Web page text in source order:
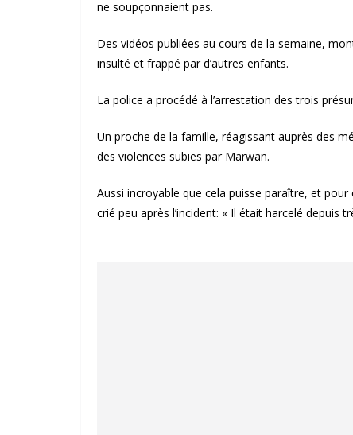
ne soupçonnaient pas.
Des vidéos publiées au cours de la semaine,
insulté et frappé par d’autres enfants.
La police a procédé à l’arrestation des trois
Un proche de la famille, réagissant auprès des
des violences subies par Marwan.
Aussi incroyable que cela puisse paraître, et
crié peu après l’incident: « Il était harcelé depuis